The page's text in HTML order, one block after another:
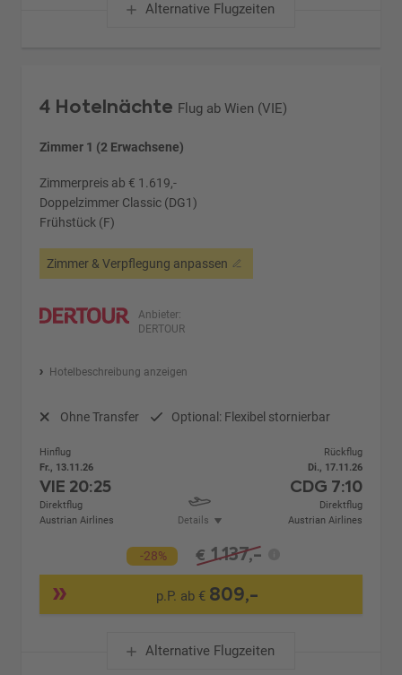
Alternative Flugzeiten
4 Hotelnächte Flug ab Wien (VIE)
Zimmer 1 (2 Erwachsene)
Zimmerpreis ab € 1.619,-
Doppelzimmer Classic (DG1)
Frühstück (F)
Zimmer & Verpflegung anpassen
Anbieter:
DERTOUR
Hotelbeschreibung anzeigen
Ohne Transfer Optional: Flexibel stornierbar
Hinflug
Fr., 13.11.26
VIE 20:25
Direktflug
Austrian Airlines
Details
Rückflug
Di., 17.11.26
CDG 7:10
Direktflug
Austrian Airlines
-28% € 1.137,-
p.P. ab € 809,-
Alternative Flugzeiten